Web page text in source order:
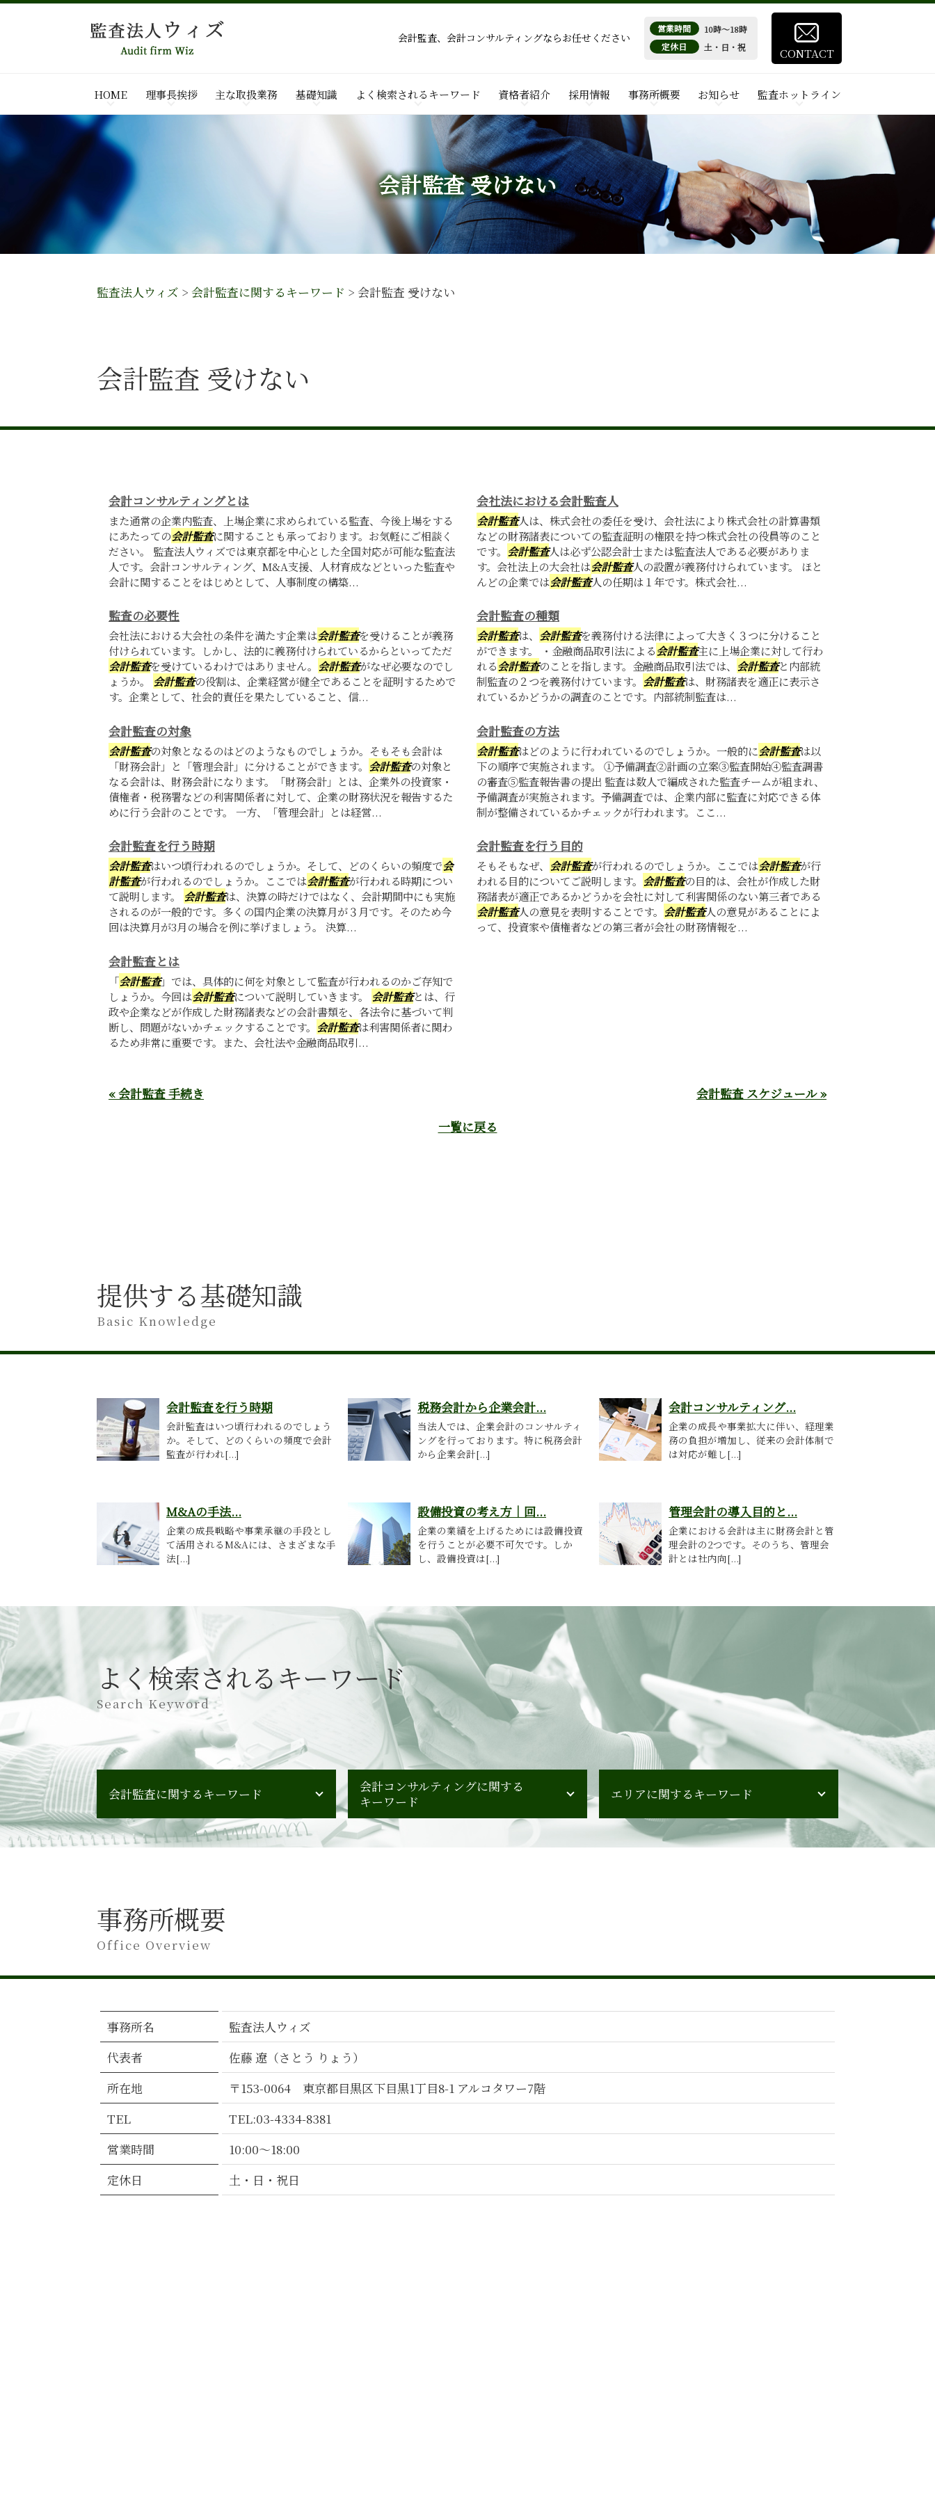
会計監査 受けない
会計監査、会計コンサルティングならお任せください
営業時間
10時～18時
定休日
土・日・祝 CONTACT
HOME 理事長挨拶 主な取扱業務 基礎知識 よく検索されるキーワード 資格者紹介 採用情報 事務所概要 お知らせ 監査ホットライン
監査法人ウィズ > 会計監査に関するキーワード > 会計監査 受けない
会計監査 受けない
会計コンサルティングとは
また通常の企業内監査、上場企業に求められている監査、今後上場をする
にあたっての会計監査に関することも承っております。お気軽にご相談く
ださい。 監査法人ウィズでは東京都を中心とした全国対応が可能な監査法
人です。会計コンサルティング、M&A支援、人材育成などといった監査や
会計に関することをはじめとして、人事制度の構築...
会社法における会計監査人
会計監査人は、株式会社の委任を受け、会社法により株式会社の計算書類
などの財務諸表についての監査証明の権限を持つ株式会社の役員等のこと
です。 会計監査人は必ず公認会計士または監査法人である必要がありま
す。会社法上の大会社は会計監査人の設置が義務付けられています。 ほと
んどの企業では会計監査人の任期は１年です。株式会社...
監査の必要性
会社法における大会社の条件を満たす企業は会計監査を受けることが義務
付けられています。しかし、法的に義務付けられているからといってただ
会計監査を受けているわけではありません。 会計監査がなぜ必要なのでし
ょうか。 会計監査の役割は、企業経営が健全であることを証明するためで
す。企業として、社会的責任を果たしていること、信...
会計監査の種類
会計監査は、 会計監査を義務付ける法律によって大きく３つに分けること
ができます。 ・金融商品取引法による会計監査主に上場企業に対して行わ
れる会計監査のことを指します。金融商品取引法では、 会計監査と内部統
制監査の２つを義務付けています。 会計監査は、財務諸表を適正に表示さ
れているかどうかの調査のことです。内部統制監査は...
会計監査の対象
会計監査の対象となるのはどのようなものでしょうか。そもそも会計は
「財務会計」と「管理会計」に分けることができます。 会計監査の対象と
なる会計は、財務会計になります。「財務会計」とは、企業外の投資家・
債権者・税務署などの利害関係者に対して、企業の財務状況を報告するた
めに行う会計のことです。 一方、「管理会計」とは経営...
会計監査の方法
会計監査はどのように行われているのでしょうか。一般的に会計監査は以
下の順序で実施されます。 ①予備調査②計画の立案③監査開始④監査調書
の審査⑤監査報告書の提出 監査は数人で編成された監査チームが組まれ、
予備調査が実施されます。予備調査では、企業内部に監査に対応できる体
制が整備されているかチェックが行われます。ここ...
会計監査を行う時期
会計監査はいつ頃行われるのでしょうか。そして、どのくらいの頻度で会
計監査が行われるのでしょうか。ここでは会計監査が行われる時期につい
て説明します。 会計監査は、決算の時だけではなく、会計期間中にも実施
されるのが一般的です。多くの国内企業の決算月が３月です。そのため今
回は決算月が3月の場合を例に挙げましょう。 決算...
会計監査を行う目的
そもそもなぜ、 会計監査が行われるのでしょうか。ここでは会計監査が行
われる目的についてご説明します。 会計監査の目的は、会社が作成した財
務諸表が適正であるかどうかを会社に対して利害関係のない第三者である
会計監査人の意見を表明することです。 会計監査人の意見があることによ
って、投資家や債権者などの第三者が会社の財務情報を...
会計監査とは
「会計監査」では、具体的に何を対象として監査が行われるのかご存知で
しょうか。今回は会計監査について説明していきます。 会計監査とは、行
政や企業などが作成した財務諸表などの会計書類を、各法令に基づいて判
断し、問題がないかチェックすることです。 会計監査は利害関係者に関わ
るため非常に重要です。また、会社法や金融商品取引...
« 会計監査 手続き
会計監査 スケジュール »
一覧に戻る
提供する基礎知識
Basic Knowledge
会計監査を行う時期
会計監査はいつ頃行われるのでしょう
か。そして、どのくらいの頻度で会計
監査が行われ[...]
税務会計から企業会計...
当法人では、企業会計のコンサルティ
ングを行っております。特に税務会計
から企業会計[...]
会計コンサルティング...
企業の成長や事業拡大に伴い、経理業
務の負担が増加し、従来の会計体制で
は対応が難し[...]
M&Aの手法...
企業の成長戦略や事業承継の手段とし
て活用されるM&Aには、さまざまな手
法[...]
設備投資の考え方｜回...
企業の業績を上げるためには設備投資
を行うことが必要不可欠です。しか
し、設備投資は[...]
管理会計の導入目的と...
企業における会計は主に財務会計と管
理会計の2つです。そのうち、管理会
計とは社内向[...]
よく検索されるキーワード
Search Keyword
会計監査に関するキーワード
会計監査 中小企業
会計監査 内部統制監査 違い
会計監査 監査役
会計監査 経理
会計監査 会社法
会計監査 チェックリスト
会計監査人とは 会社法
会計監査 依頼
会計監査 進め方
会計監査 必要
会計監査 ポイント
会計監査 対象
会計監査人 選任
会計監査 チェックポイント
会計監査 期間
会計コンサルティングに関する
キーワード
管理会計 財務会計
会計コンサルティング
人事制度構築 とは
管理会計 導入 手順
事業承継 エキスパート
組織再編
人材育成 会社
組織再編 m&a 違い
エリアに関するキーワード
福岡県 会計監査
青森県 会計監査
大分県 会計監査
鹿児島県 会計監査
新潟県 会計監査
静岡県 会計監査
長野県 会計監査
事務所概要
Office Overview
事務所名
監査法人ウィズ
代表者
佐藤 遼（さとう りょう）
所在地
〒153-0064 東京都目黒区下目黒1丁目8-1 アルコタワー7階
TEL
TEL:03-4334-8381
営業時間
10:00～18:00
定休日
土・日・祝日